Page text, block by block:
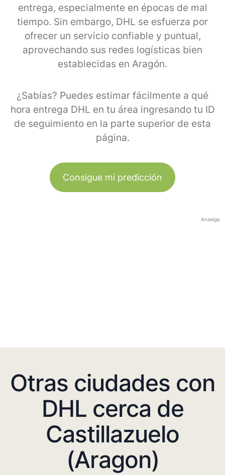
entrega, especialmente en épocas de mal
tiempo. Sin embargo, DHL se esfuerza por
ofrecer un servicio confiable y puntual,
aprovechando sus redes logísticas bien
establecidas en Aragón.
¿Sabías? Puedes estimar fácilmente a qué
hora entrega DHL en tu área ingresando tu ID
de seguimiento en la parte superior de esta
página.
Consigue mi predicción
Anzeige
Otras ciudades con
DHL cerca de
Castillazuelo
(Aragon)